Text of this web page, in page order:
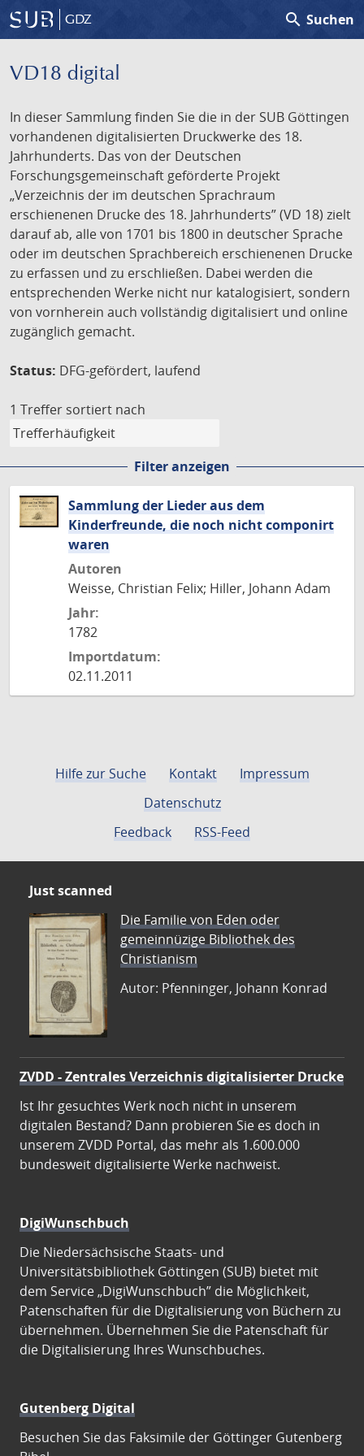
GDZ search Suchen
VD18 digital
In dieser Sammlung finden Sie die in der SUB Göttingen
vorhandenen digitalisierten Druckwerke des 18.
Jahrhunderts. Das von der Deutschen
Forschungsgemeinschaft geförderte Projekt
„Verzeichnis der im deutschen Sprachraum
erschienenen Drucke des 18. Jahrhunderts” (VD 18) zielt
darauf ab, alle von 1701 bis 1800 in deutscher Sprache
oder im deutschen Sprachbereich erschienenen Drucke
zu erfassen und zu erschließen. Dabei werden die
entsprechenden Werke nicht nur katalogisiert, sondern
von vornherein auch vollständig digitalisiert und online
zugänglich gemacht.
Status: DFG-gefördert, laufend
1 Treffer sortiert nach
Filter anzeigen
Sammlung der Lieder aus dem
Kinderfreunde, die noch nicht componirt
waren
Autoren
Weisse, Christian Felix; Hiller, Johann Adam
Jahr:
1782
Importdatum:
02.11.2011
Hilfe zur Suche Kontakt
Impressum
Datenschutz
Feedback
RSS-Feed
Just scanned
Die Familie von Eden oder
gemeinnüzige Bibliothek des
Christianism
Autor: Pfenninger, Johann Konrad
ZVDD - Zentrales Verzeichnis digitalisierter Drucke
Ist Ihr gesuchtes Werk noch nicht in unserem
digitalen Bestand? Dann probieren Sie es doch in
unserem ZVDD Portal, das mehr als 1.600.000
bundesweit digitalisierte Werke nachweist.
DigiWunschbuch
Die Niedersächsische Staats- und
Universitätsbibliothek Göttingen (SUB) bietet mit
dem Service „DigiWunschbuch” die Möglichkeit,
Patenschaften für die Digitalisierung von Büchern zu
übernehmen. Übernehmen Sie die Patenschaft für
die Digitalisierung Ihres Wunschbuches.
Gutenberg Digital
Besuchen Sie das Faksimile der Göttinger Gutenberg